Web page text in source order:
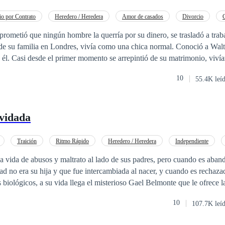
por Contrato Heredero / Heredera Amor de casados Divorcio
que ningún hombre la querría por su dinero, se trasladó a
su familia en Londres, vivía como una chica normal. Conoció a
él. Casi desde el primer momento se arrepintió de su matrimonio,
el día que, sorprendido a su marido en una fiesta con dos
Global multinacional, que la
que tomo una decisión, sólo había una única compensación posible
10 55.4K
Traición Ritmo Rápido Heredero / Heredera Independiente
vida de abusos y maltrato al lado de sus padres, pero cuando es
es rechazada dolorosamente
biológicos, a su vida llega el misterioso Gael Belmonte que le ofrece
los sentimientos comienzan a aparecer,
10 107.7K